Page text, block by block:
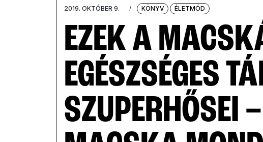
2019. OKTÓBER 9. / KÖNYV ÉLETMÓD
EZEK A
EGÉSZSÉGES
SZUPERHŐSEI